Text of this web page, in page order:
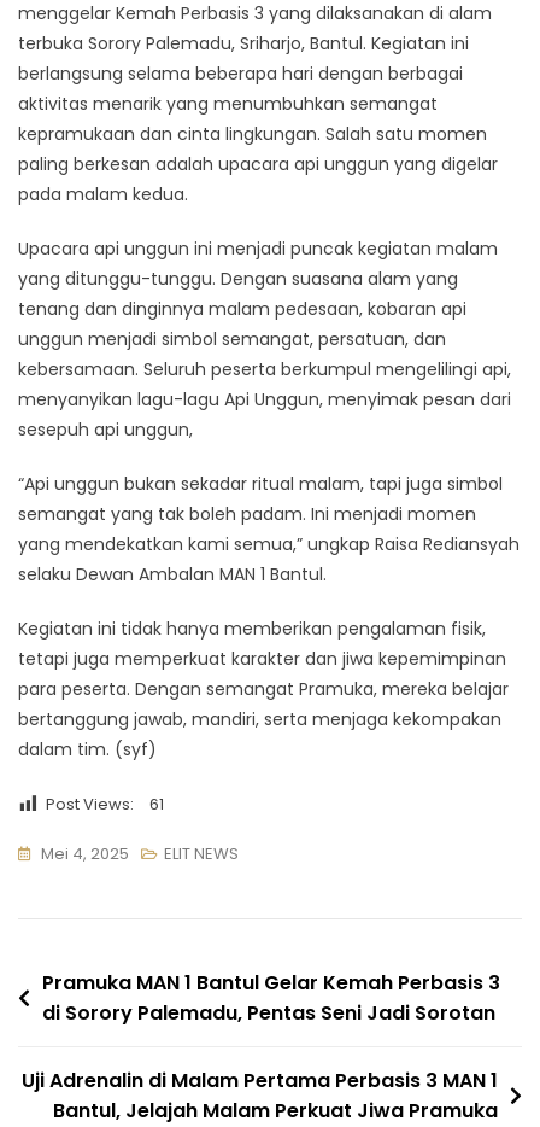
menggelar Kemah Perbasis 3 yang dilaksanakan di alam
terbuka Sorory Palemadu, Sriharjo, Bantul. Kegiatan ini
berlangsung selama beberapa hari dengan berbagai
aktivitas menarik yang menumbuhkan semangat
kepramukaan dan cinta lingkungan. Salah satu momen
paling berkesan adalah upacara api unggun yang digelar
pada malam kedua.
Upacara api unggun ini menjadi puncak kegiatan malam
yang ditunggu-tunggu. Dengan suasana alam yang
tenang dan dinginnya malam pedesaan, kobaran api
unggun menjadi simbol semangat, persatuan, dan
kebersamaan. Seluruh peserta berkumpul mengelilingi api,
menyanyikan lagu-lagu Api Unggun, menyimak pesan dari
sesepuh api unggun,
“Api unggun bukan sekadar ritual malam, tapi juga simbol
semangat yang tak boleh padam. Ini menjadi momen
yang mendekatkan kami semua,” ungkap Raisa Rediansyah
selaku Dewan Ambalan MAN 1 Bantul.
Kegiatan ini tidak hanya memberikan pengalaman fisik,
tetapi juga memperkuat karakter dan jiwa kepemimpinan
para peserta. Dengan semangat Pramuka, mereka belajar
bertanggung jawab, mandiri, serta menjaga kekompakan
dalam tim. (syf)
Post Views: 61
Mei 4, 2025 ELIT NEWS
Navigasi
pos
Pramuka MAN 1 Bantul Gelar Kemah Perbasis 3
di Sorory Palemadu, Pentas Seni Jadi Sorotan
Uji Adrenalin di Malam Pertama Perbasis 3 MAN 1
Bantul, Jelajah Malam Perkuat Jiwa Pramuka